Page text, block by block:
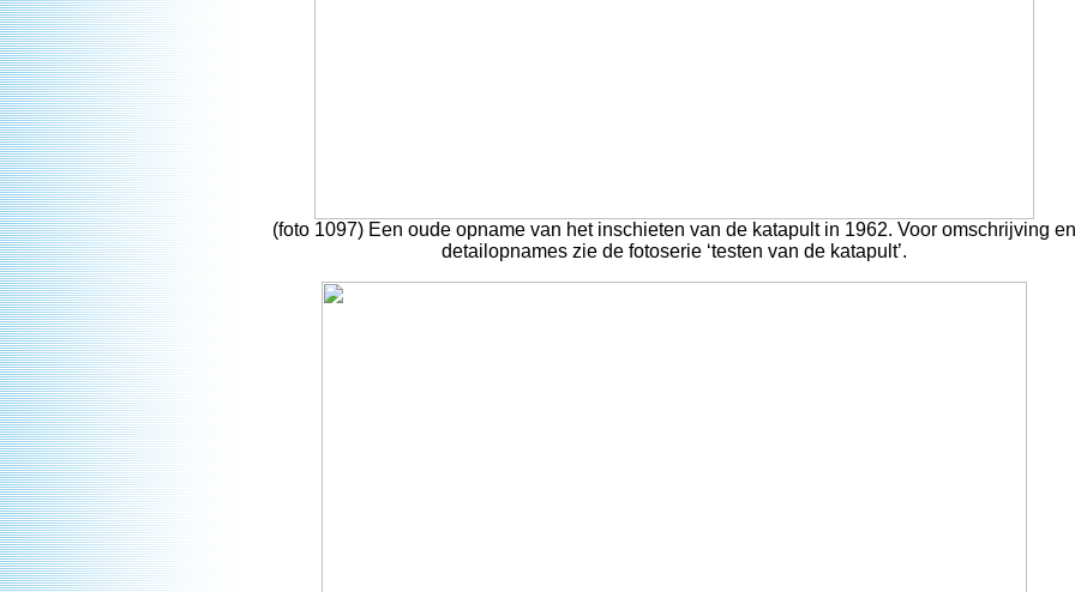
(foto 1097) Een oude opname van het inschieten van de katapult in 1962. Voor omschrijving en
detailopnames zie de fotoserie ‘testen van de katapult’.